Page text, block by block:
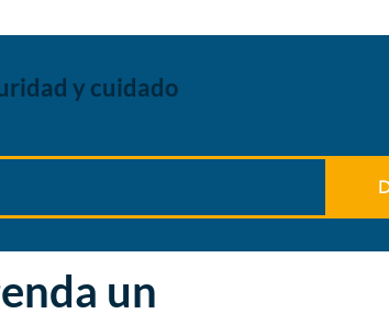
un
y cuidado